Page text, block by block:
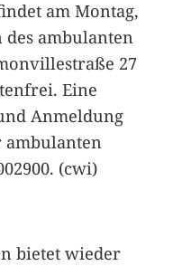
am Montag,
ambulanten
27
Eine
Anmeldung
(cwi)
bietet wieder